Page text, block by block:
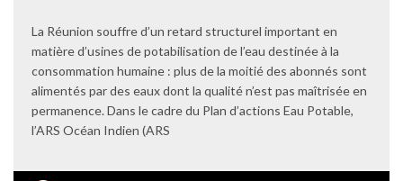
La Réunion souffre d’un retard structurel important en
matière d’usines de potabilisation de l’eau destinée à la
consommation humaine : plus de la moitié des abonnés sont
alimentés par des eaux dont la qualité n’est pas maîtrisée en
permanence. Dans le cadre du Plan d’actions Eau Potable,
l’ARS Océan Indien (ARS